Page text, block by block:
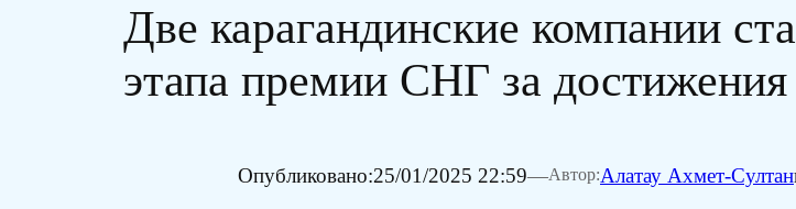
Две карагандинские компании
этапа премии СНГ за достижения
Опубликовано:25/01/2025 22:59—Автор:Алатау Ахмет-Султан